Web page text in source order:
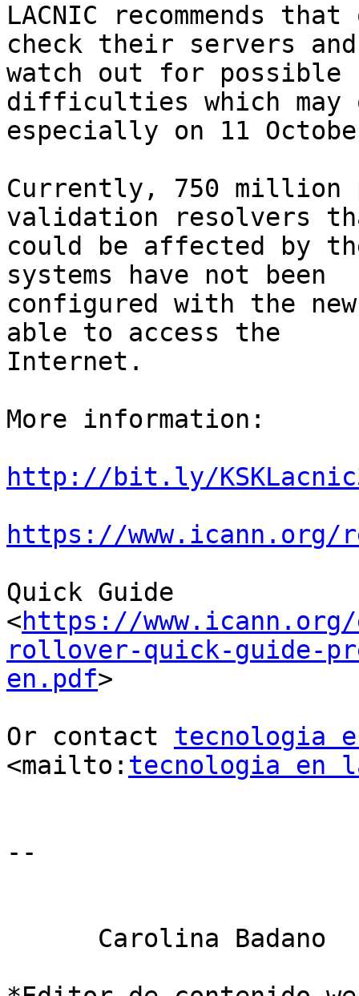
LACNIC recommends
check their servers
watch out for
difficulties which
especially on 11
Currently, 750 million
validation resolvers
could be affected by
systems have not been
configured with the
able to access the
Internet.
More information:
http://bit.ly/
https://www.icann.org/
Quick Guide
<https://
rollover-quick-guide-
en.pdf>
Or contact tecnologia
<mailto: tecnologia en
--